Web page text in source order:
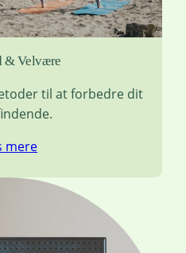
& Velvære
til at forbedre dit
mere